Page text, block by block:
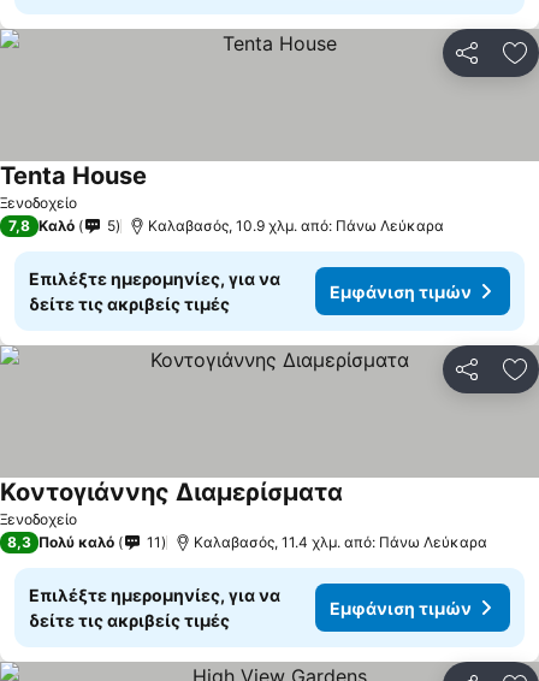
Ξενοδοχείο
Tenta House
7,8 Καλό 5 Καλαβασός, 10.9 χλμ. από: Πάνω Λεύκαρα
Επιλέξτε ημερομηνίες, για να
δείτε τις ακριβείς τιμές
Εμφάνιση τιμών
Ξενοδοχείο
Κοντογιάννης Διαμερίσματα
8,3 Πολύ καλό 11 Καλαβασός, 11.4 χλμ. από: Πάνω Λεύκαρα
Επιλέξτε ημερομηνίες, για να
δείτε τις ακριβείς τιμές
Εμφάνιση τιμών